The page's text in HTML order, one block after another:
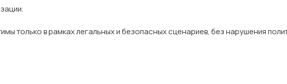
только в рамках легальных и безопасных сценариев, без нарушения